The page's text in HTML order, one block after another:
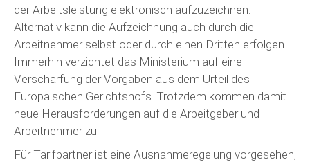
der Arbeitsleistung elektronisch aufzuzeichnen.
Alternativ kann die Aufzeichnung auch durch die
Arbeitnehmer selbst oder durch einen Dritten erfolgen.
Immerhin verzichtet das Ministerium auf eine
Verschärfung der Vorgaben aus dem Urteil des
Europäischen Gerichtshofs. Trotzdem kommen damit
neue Herausforderungen auf die Arbeitgeber und
Arbeitnehmer zu.
Für Tarifpartner ist eine Ausnahmeregelung vorgesehen,